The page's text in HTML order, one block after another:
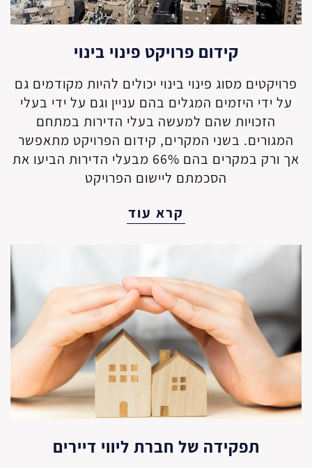
קידום פרויקט פינוי בינוי
פרויקטים מסוג פינוי בינוי יכולים להיות מקודמים גם
על ידי היזמים המגלים בהם עניין וגם על ידי בעלי
הזכויות שהם למעשה בעלי הדירות במתחם
המגורים. בשני המקרים, קידום הפרויקט מתאפשר
אך ורק במקרים בהם 66% מבעלי הדירות הביעו את
הסכמתם ליישום הפרויקט
קרא עוד
תפקידה של חברת ליווי דיירים